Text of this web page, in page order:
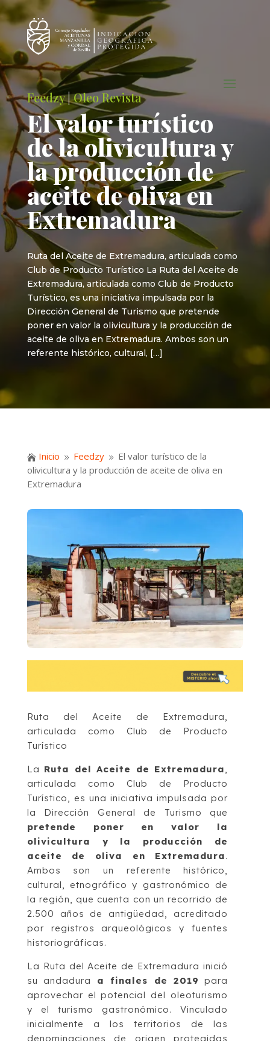
Feedzy|Oleo Revista
El valor turístico
de la olivicultura y
la producción de
aceite de oliva en
Extremadura
Ruta del Aceite de Extremadura, articulada como
Club de Producto Turístico La Ruta del Aceite de
Extremadura, articulada como Club de Producto
Turístico, es una iniciativa impulsada por la
Dirección General de Turismo que pretende
poner en valor la olivicultura y la producción de
aceite de oliva en Extremadura. Ambos son un
referente histórico, cultural, […]
 Inicio 9 Feedzy 9 El valor turístico de la
olivicultura y la producción de aceite de oliva en
Extremadura
Ruta del Aceite de Extremadura,
articulada como Club de Producto
Turístico
La Ruta del Aceite de Extremadura,
articulada como Club de Producto
Turístico, es una iniciativa impulsada por
la Dirección General de Turismo que
pretende poner en valor la
olivicultura y la producción de
aceite de oliva en Extremadura.
Ambos son un referente histórico,
cultural, etnográfico y gastronómico de
la región, que cuenta con un recorrido de
2.500 años de antigüedad, acreditado
por registros arqueológicos y fuentes
historiográficas.
La Ruta del Aceite de Extremadura inició
su andadura
a finales de 2019 para
aprovechar el potencial del oleoturismo
y el turismo gastronómico. Vinculado
inicialmente a los territorios de las
denominaciones de origen protegidas